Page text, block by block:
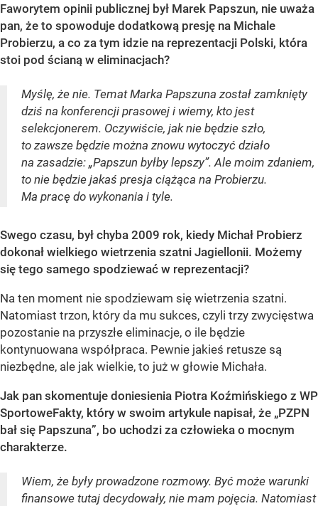
Faworytem opinii publicznej był Marek Papszun, nie uważa
pan, że to spowoduje dodatkową presję na Michale
Probierzu, a co za tym idzie na reprezentacji Polski, która
stoi pod ścianą w eliminacjach?
Myślę, że nie. Temat Marka Papszuna został zamknięty
dziś na konferencji prasowej i wiemy, kto jest
selekcjonerem. Oczywiście, jak nie będzie szło,
to zawsze będzie można znowu wytoczyć działo
na zasadzie: „Papszun byłby lepszy”. Ale moim zdaniem,
to nie będzie jakaś presja ciążąca na Probierzu.
Ma pracę do wykonania i tyle.
Swego czasu, był chyba 2009 rok, kiedy Michał Probierz
dokonał wielkiego wietrzenia szatni Jagiellonii. Możemy
się tego samego spodziewać w reprezentacji?
Na ten moment nie spodziewam się wietrzenia szatni.
Natomiast trzon, który da mu sukces, czyli trzy zwycięstwa
pozostanie na przyszłe eliminacje, o ile będzie
kontynuowana współpraca. Pewnie jakieś retusze są
niezbędne, ale jak wielkie, to już w głowie Michała.
Jak pan skomentuje doniesienia Piotra Koźmińskiego z WP
SportoweFakty, który w swoim artykule napisał, że „PZPN
bał się Papszuna”, bo uchodzi za człowieka o mocnym
charakterze.
Wiem, że były prowadzone rozmowy. Być może warunki
finansowe tutaj decydowały, nie mam pojęcia. Natomiast